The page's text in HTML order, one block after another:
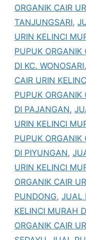
ORGANIK CAIR
TANJUNGSARI,
URIN KELINCI
PUPUK ORGANIK
DI KC. WONOSARI,
CAIR URIN
PUPUK ORGANIK
DI PAJANGAN,
URIN KELINCI
PUPUK ORGANIK
DI PIYUNGAN,
URIN KELINCI
ORGANIK CAIR
PUNDONG, JUAL
KELINCI MURAH
ORGANIK CAIR